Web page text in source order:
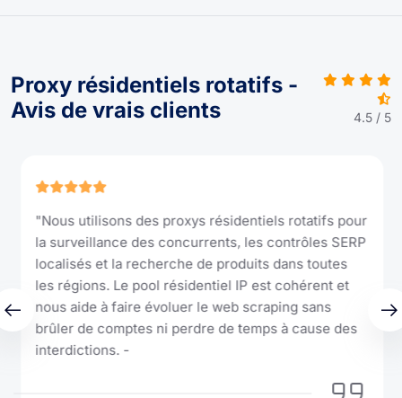
Proxy résidentiels rotatifs -
Avis de vrais clients
4.5 / 5
"Nous utilisons des proxys résidentiels rotatifs pour
la surveillance des concurrents, les contrôles SERP
localisés et la recherche de produits dans toutes
les régions. Le pool résidentiel IP est cohérent et
nous aide à faire évoluer le web scraping sans
brûler de comptes ni perdre de temps à cause des
interdictions. -